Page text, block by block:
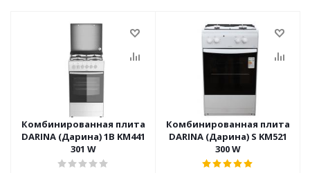
Комбинированная плита
DARINA (Дарина) 1B KM441
301 W
Комбинированная плита
DARINA (Дарина) S KM521
300 W